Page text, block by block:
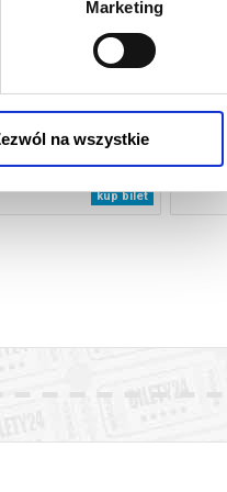
Marketing
na wszystkie
ZWIEDZANIE
NOSPR
Katowice
kup bilet